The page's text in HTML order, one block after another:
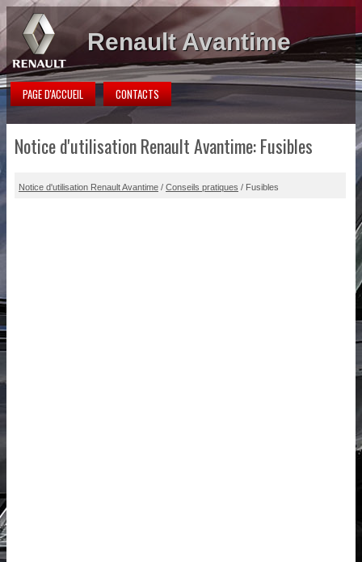
Renault Avantime
PAGE D'ACCUEIL CONTACTS
Notice d'utilisation Renault Avantime: Fusibles
Notice d'utilisation Renault Avantime / Conseils pratiques / Fusibles